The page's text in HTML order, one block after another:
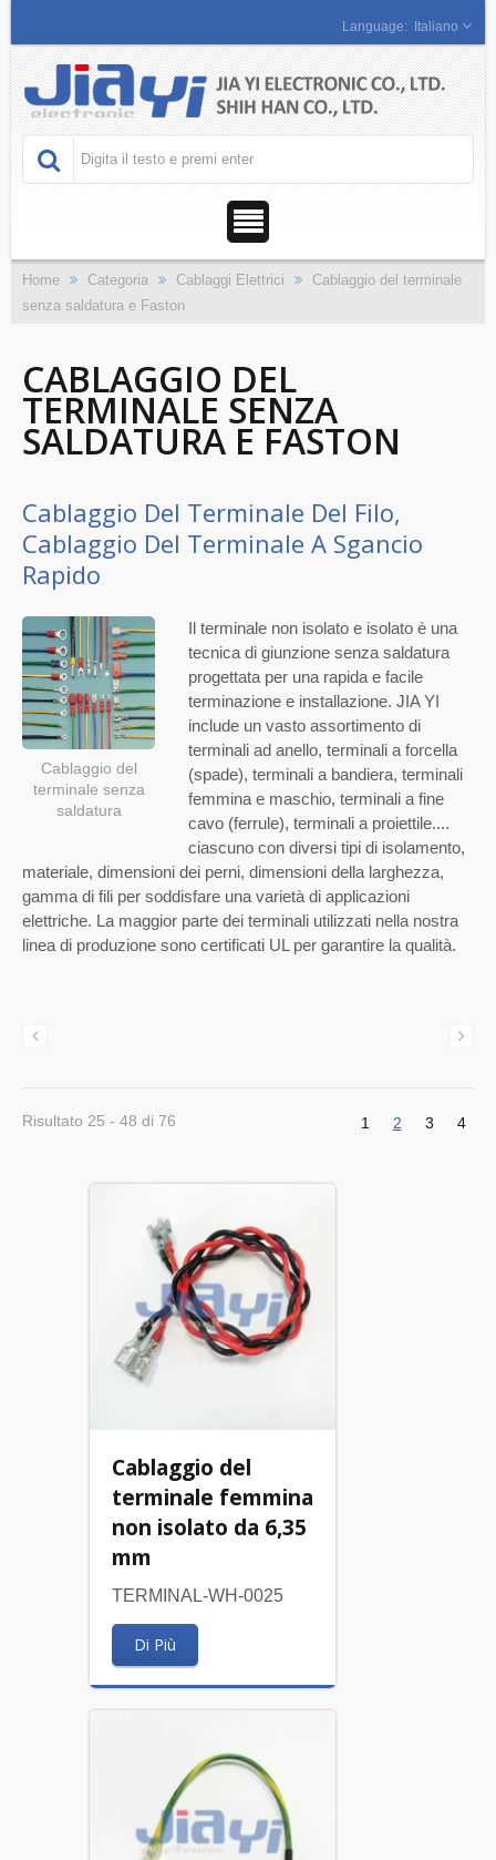
Italiano
Home Categoria Cablaggi Elettrici
Cablaggio del terminale
senza saldatura e Faston
CABLAGGIO DEL
TERMINALE SENZA
SALDATURA E FASTON
Cablaggio Del Terminale Del Filo,
Cablaggio Del Terminale A Sgancio
Rapido
Cablaggio del
terminale senza
saldatura
Il terminale non isolato e isolato è una
tecnica di giunzione senza saldatura
progettata per una rapida e facile
terminazione e installazione. JIA YI
include un vasto assortimento di
terminali ad anello, terminali a forcella
(spade), terminali a bandiera, terminali
femmina e maschio, terminali a fine
cavo (ferrule), terminali a proiettile....
ciascuno con diversi tipi di isolamento,
materiale, dimensioni dei perni, dimensioni della larghezza,
gamma di fili per soddisfare una varietà di applicazioni
elettriche. La maggior parte dei terminali utilizzati nella nostra
linea di produzione sono certificati UL per garantire la qualità.
Risultato 25 - 48 di 76 1 2 3 4
Cablaggio del
terminale femmina
non isolato da 6,35
mm
TERMINAL-WH-0025
Di Più